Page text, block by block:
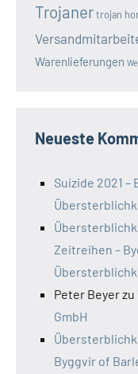
Trojanertrojan
Warenlieferungen
Neueste
Suizide 2021 –
Zeitreihen –
Peter Beyerzu
GmbH
Byggvir of